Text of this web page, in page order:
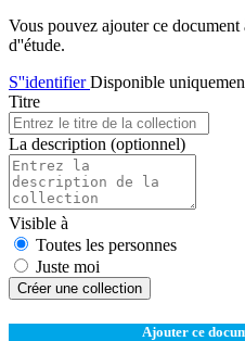
Vous pouvez ajouter ce
d''étude.
S''identifierDisponible
Titre
La description (optionnel)
Visible à
Toutes les personnes
Juste moi
Créer une collection
Ajouter ce